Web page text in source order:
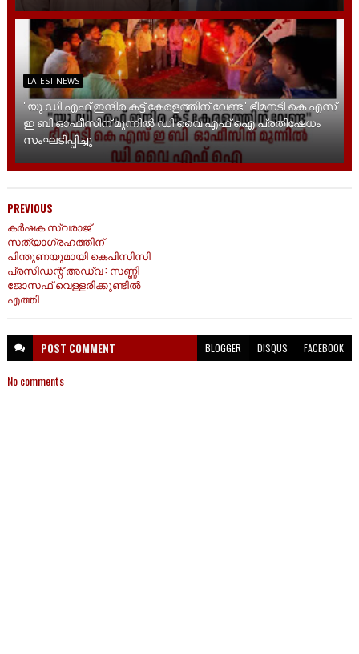
LATEST NEWS
"യു.ഡി.എഫ് ഇന്ദിര കട്ട് കേരളത്തിന് വേണ്ട" ഭീമനടി കെ എസ്
ഇ ബി ഓഫീസിന് മുന്നിൽ ഡി വൈ എഫ് ഐ പ്രതിഷേധം
സംഘടിപ്പിച്ചു
PREVIOUS
കർഷക സ്വരാജ്
സത്യാഗ്രഹത്തിന്
പിന്തുണയുമായി കെപിസിസി
പ്രസിഡന്റ്‌ അഡ്വ : സണ്ണി
ജോസഫ് വെള്ളരിക്കുണ്ടിൽ
എത്തി
POST COMMENT BLOGGER DISQUS FACEBOOK
No comments